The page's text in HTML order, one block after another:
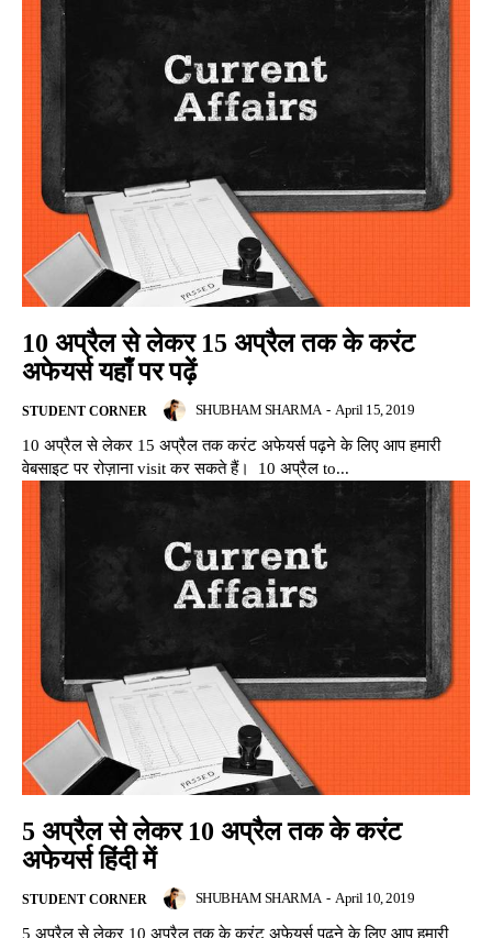
10 अप्रैल से लेकर 15 अप्रैल तक के करंट
अफेयर्स यहाँ पर पढ़ें
STUDENT CORNER SHUBHAM SHARMA - April 15, 2019
10 अप्रैल से लेकर 15 अप्रैल तक करंट अफेयर्स पढ़ने के लिए आप हमारी
वेबसाइट पर रोज़ाना visit कर सकते हैं। 10 अप्रैल to...
5 अप्रैल से लेकर 10 अप्रैल तक के करंट
अफेयर्स हिंदी में
STUDENT CORNER SHUBHAM SHARMA - April 10, 2019
5 अप्रैल से लेकर 10 अप्रैल तक के करंट अफेयर्स पढ़ने के लिए आप हमारी